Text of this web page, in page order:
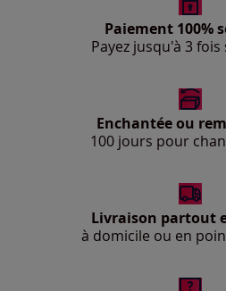
Paiement 100%
Payez jusqu'à 3 fois
Enchantée ou
100 jours pour
Livraison partout
à domicile ou en